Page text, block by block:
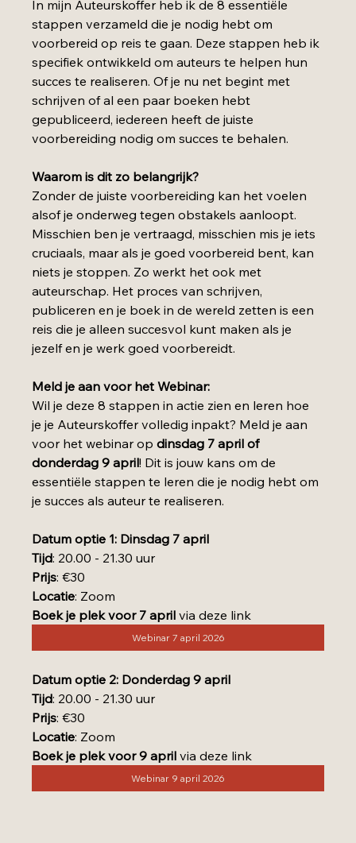
In mijn Auteurskoffer heb ik de 8 essentiële
stappen verzameld die je nodig hebt om
voorbereid op reis te gaan. Deze stappen heb ik
specifiek ontwikkeld om auteurs te helpen hun
succes te realiseren. Of je nu net begint met
schrijven of al een paar boeken hebt
gepubliceerd, iedereen heeft de juiste
voorbereiding nodig om succes te behalen.
Waarom is dit zo belangrijk?
Zonder de juiste voorbereiding kan het voelen
alsof je onderweg tegen obstakels aanloopt.
Misschien ben je vertraagd, misschien mis je iets
cruciaals, maar als je goed voorbereid bent, kan
niets je stoppen. Zo werkt het ook met
auteurschap. Het proces van schrijven,
publiceren en je boek in de wereld zetten is een
reis die je alleen succesvol kunt maken als je
jezelf en je werk goed voorbereidt.
Meld je aan voor het Webinar:
Wil je deze 8 stappen in actie zien en leren hoe
je je Auteurskoffer volledig inpakt? Meld je aan
voor het webinar op dinsdag 7 april of
donderdag 9 april! Dit is jouw kans om de
essentiële stappen te leren die je nodig hebt om
je succes als auteur te realiseren.
Datum optie 1: Dinsdag 7 april
Tijd: 20.00 - 21.30 uur
Prijs: €30
Locatie: Zoom
Boek je plek voor 7 april via deze link
Webinar 7 april 2026
Datum optie 2: Donderdag 9 april
Tijd: 20.00 - 21.30 uur
Prijs: €30
Locatie: Zoom
Boek je plek voor 9 april via deze link
Webinar 9 april 2026